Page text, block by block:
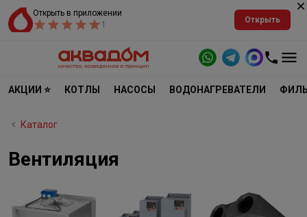
Открыть в приложении
1
Открыть
АКЦИИ ⭐ КОТЛЫ НАСОСЫ ВОДОНАГРЕВАТЕЛИ
Каталог
Вентиляция